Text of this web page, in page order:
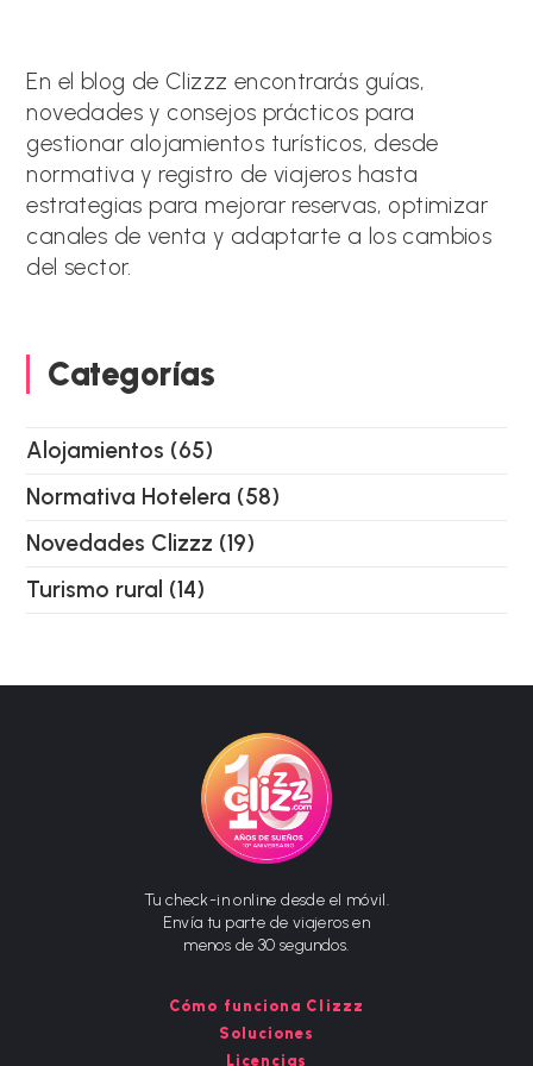
a
i
v
e
:
En el blog de Clizzz encontrarás guías,
novedades y consejos prácticos para
gestionar alojamientos turísticos, desde
normativa y registro de viajeros hasta
estrategias para mejorar reservas, optimizar
canales de venta y adaptarte a los cambios
del sector.
Categorías
Alojamientos (65)
Normativa Hotelera (58)
Novedades Clizzz (19)
Turismo rural (14)
Tu check-in online desde el móvil.
Envía tu parte de viajeros en
menos de 30 segundos.
Cómo funciona Clizzz
Soluciones
Licencias